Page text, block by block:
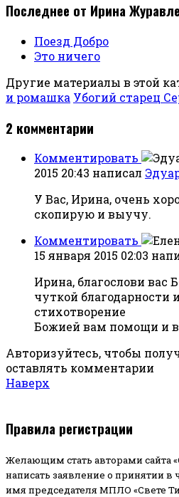
Последнее от Ирина
Поезд Добро
Это ничего
Другие материалы в этой
и ромашка Убогий старец
2 комментарии
Комментировать
2015 20:43 написал
У Вас, Ирина, очень
скопирую и выучу.
Комментировать
15 января 2015 02:03
Ирина, благослови вас
чуткой благодарности
стихотворение
Божией вам помощи и
Авторизуйтесь, чтобы
оставлять комментарии
Наверх
Правила регистрации
Желающим стать авторами сайта
написать заявление о принятии
имя председателя МПЛО «Свете